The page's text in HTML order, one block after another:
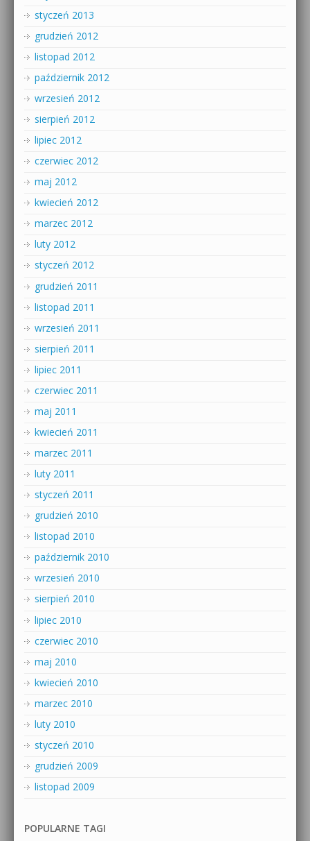
styczeń 2013
grudzień 2012
listopad 2012
październik 2012
wrzesień 2012
sierpień 2012
lipiec 2012
czerwiec 2012
maj 2012
kwiecień 2012
marzec 2012
luty 2012
styczeń 2012
grudzień 2011
listopad 2011
wrzesień 2011
sierpień 2011
lipiec 2011
czerwiec 2011
maj 2011
kwiecień 2011
marzec 2011
luty 2011
styczeń 2011
grudzień 2010
listopad 2010
październik 2010
wrzesień 2010
sierpień 2010
lipiec 2010
czerwiec 2010
maj 2010
kwiecień 2010
marzec 2010
luty 2010
styczeń 2010
grudzień 2009
listopad 2009
POPULARNE TAGI